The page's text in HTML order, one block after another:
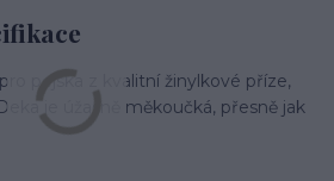
pejska z kvalitní žinylkové příze,
je úžasně měkoučká, přesně jak